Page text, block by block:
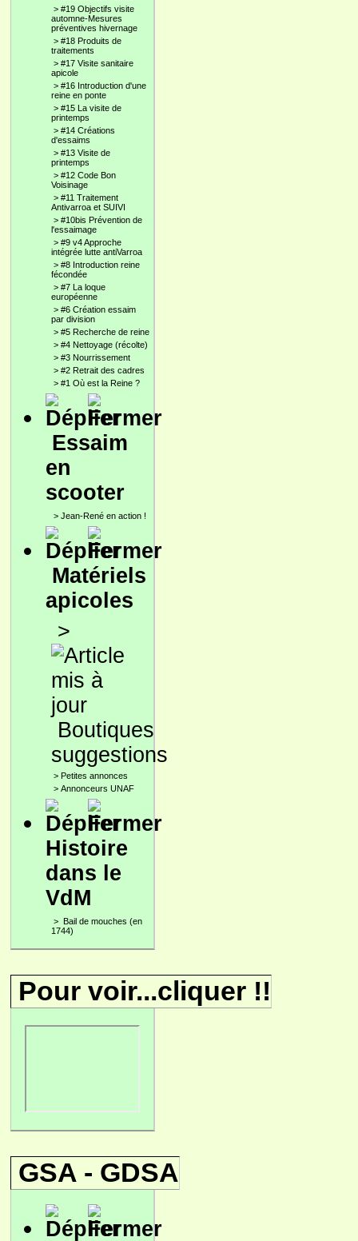
> #19 Objectifs visite
automne-Mesures
préventives hivernage
> #18 Produits de
traitements
> #17 Visite sanitaire
apicole
> #16 Introduction d'une
reine en ponte
> #15 La visite de
printemps
> #14 Créations
d'essaims
> #13 Visite de
printemps
> #12 Code Bon
Voisinage
> #11 Traitement
Antivarroa et SUIVI
> #10bis Prévention de
l'essaimage
> #9 v4 Approche
intégrée lutte antiVarroa
> #8 Introduction reine
fécondée
> #7 La loque
européenne
> #6 Création essaim
par division
> #5 Recherche de reine
> #4 Nettoyage (récolte)
> #3 Nourrissement
> #2 Retrait des cadres
> #1 Où est la Reine ?
Essaim
en
scooter
> Jean-René en action !
Matériels
apicoles
>
Boutiques
suggestions
> Petites annonces
> Annonceurs UNAF
Histoire
dans le
VdM
> Bail de mouches (en
1744)
Pour voir...cliquer !!
GSA - GDSA